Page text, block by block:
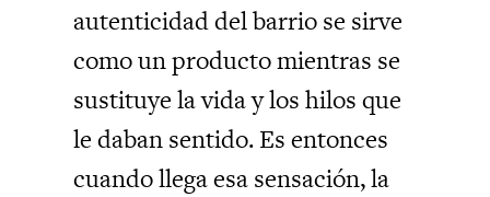
autenticidad del barrio se sirve
como un producto mientras se
sustituye la vida y los hilos que
le daban sentido. Es entonces
cuando llega esa sensación, la